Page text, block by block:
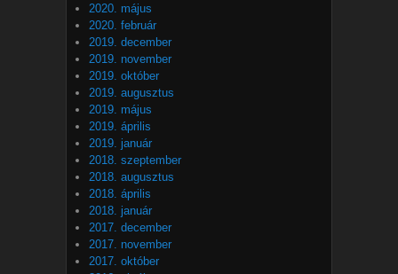
2020. május
2020. február
2019. december
2019. november
2019. október
2019. augusztus
2019. május
2019. április
2019. január
2018. szeptember
2018. augusztus
2018. április
2018. január
2017. december
2017. november
2017. október